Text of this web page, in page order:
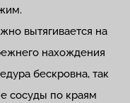
вытягивается на
нахождения
бескровна, так
сосуды по краям